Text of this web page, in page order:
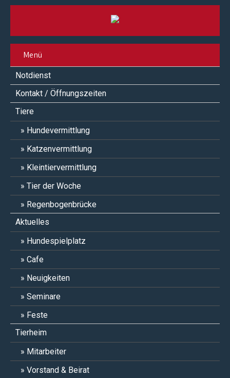
Menü
Notdienst
Kontakt / Öffnungszeiten
Tiere
Hundevermittlung
Katzenvermittlung
Kleintiervermittlung
Tier der Woche
Regenbogenbrücke
Aktuelles
Hundespielplatz
Cafe
Neuigkeiten
Seminare
Feste
Tierheim
Mitarbeiter
Vorstand & Beirat